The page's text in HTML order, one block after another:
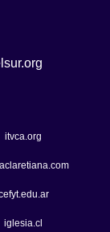
itvca.org
iglesia.cl